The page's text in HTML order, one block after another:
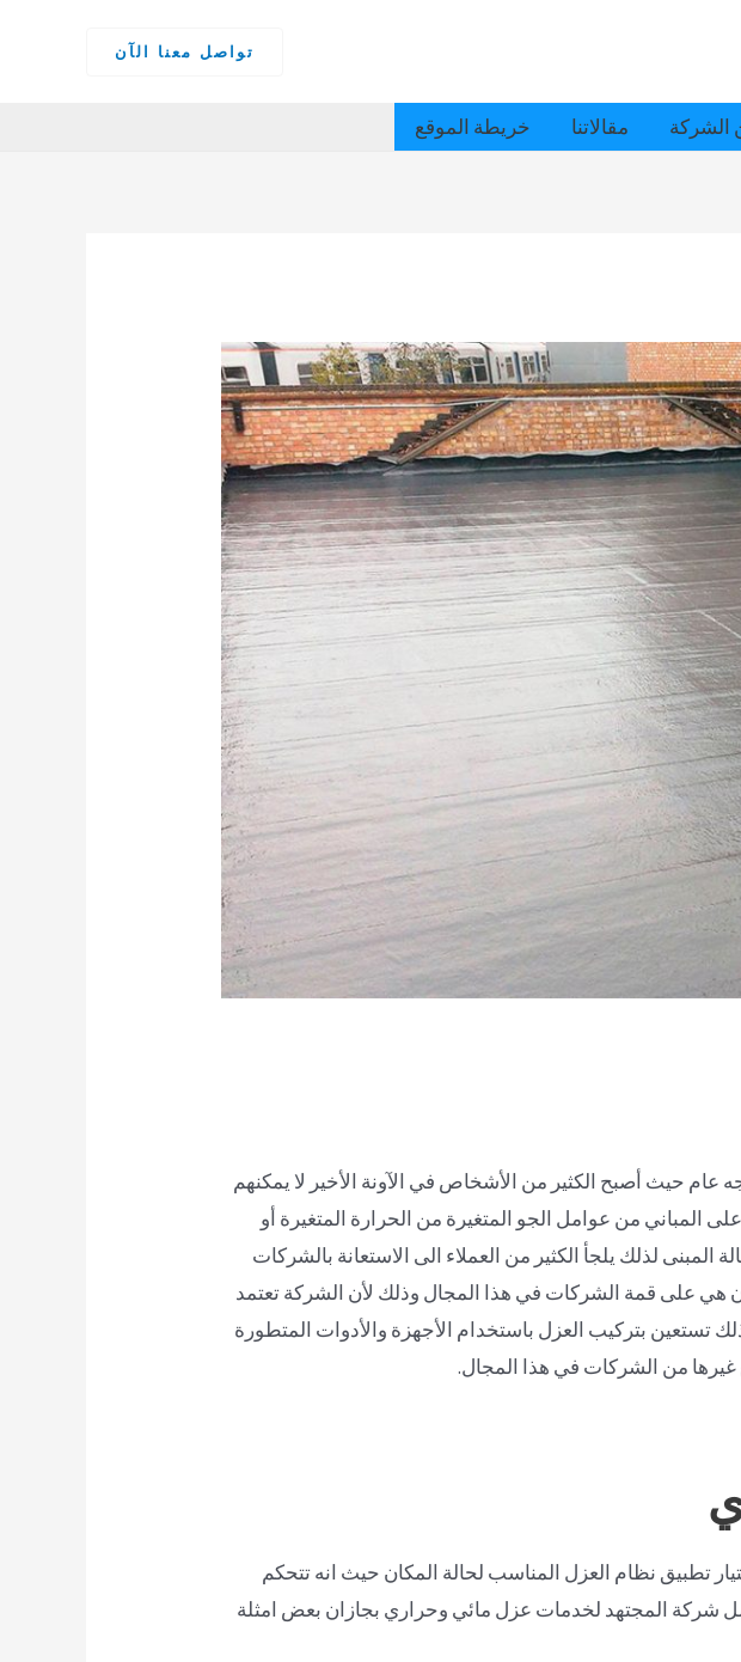
تواصل معنا الآن
الشركة مقالاتنا خريطة الموقع
حيث أصبح الكثير من الأشخاص في الآونة الأخير لا يمكنهم
المباني من عوامل الجو المتغيرة من الحرارة المتغيرة أو
المبنى لذلك يلجأ الكثير من العملاء الى الاستعانة بالشركات
على قمة الشركات في هذا المجال وذلك لأن الشركة تعتمد
تستعين بتركيب العزل باستخدام الأجهزة والأدوات المتطورة
غيرها من الشركات في هذا المجال.
تطبيق نظام العزل المناسب لحالة المكان حيث انه تتحكم
شركة المجتهد لخدمات عزل مائي وحراري بجازان بعض امثلة